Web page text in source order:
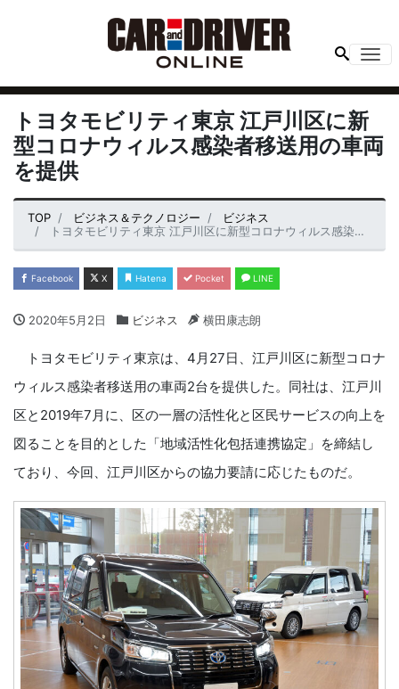
トヨタモビリティ東京 江戸川区に新
型コロナウィルス感染者移送用の車両
を提供
TOP ビジネス＆テクノロジー
ビジネス
トヨタモビリティ東京 江戸川区に新型コロナウィルス感染者移送用の車両を提供
Facebook X Hatena Pocket LINE
2020年5月2日 ビジネス 横田康志朗
トヨタモビリティ東京は、4月27日、江戸川区に新型コロナ
ウィルス感染者移送用の車両2台を提供した。同社は、江戸川
区と2019年7月に、区の一層の活性化と区民サービスの向上を
図ることを目的とした「地域活性化包括連携協定」を締結し
ており、今回、江戸川区からの協力要請に応じたものだ。